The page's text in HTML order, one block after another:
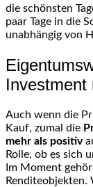
die schönsten
paar Tage in die
unabhängig von
Investment
Auch wenn die
Kauf, zumal die
mehr als positiv
Rolle, ob es sich
Im Moment
Renditeobjekten.